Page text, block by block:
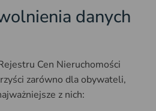
danych
Cen Nieruchomości
zarówno dla obywateli,
z nich: